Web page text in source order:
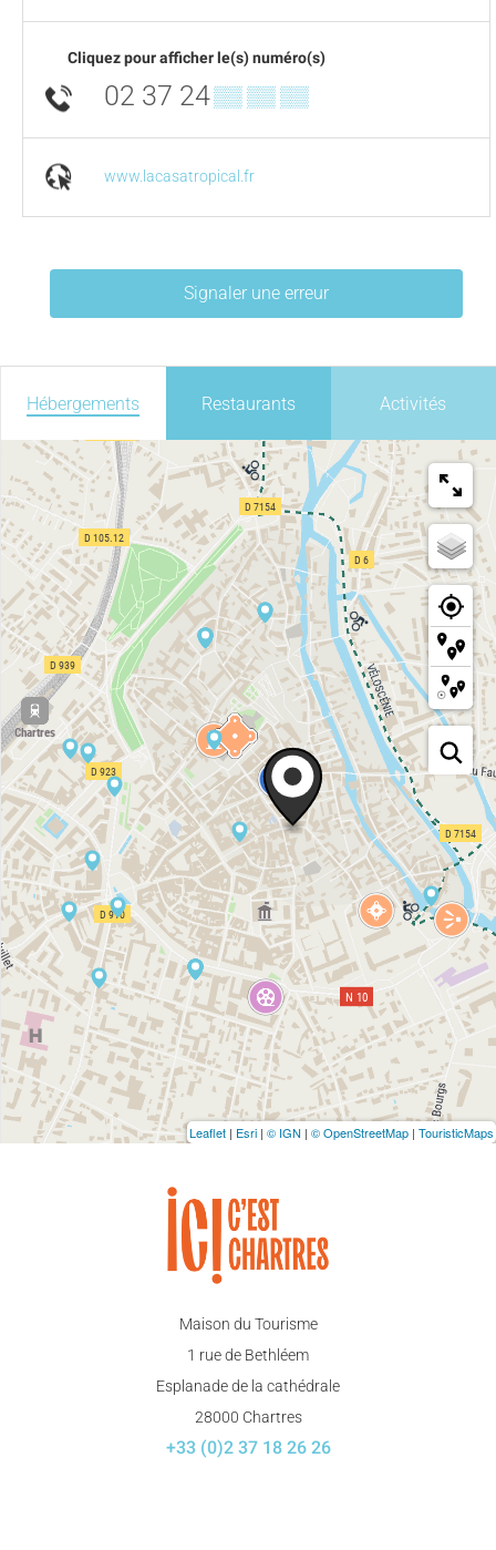
Cliquez pour afficher le(s) numéro(s)
02 37 24▒▒ ▒▒ ▒▒
www.lacasatropical.fr
Signaler une erreur
Hébergements Restaurants Activités
Leaflet | Esri | © IGN | © OpenStreetMap | TouristicMaps
Maison du Tourisme
1 rue de Bethléem
Esplanade de la cathédrale
28000 Chartres
+33 (0)2 37 18 26 26